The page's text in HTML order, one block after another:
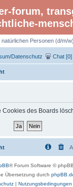
forum,
Personen (d/m/w)
Datenschutz Chat [0]
Cookies des Boards
® Forum Software ©
Übersetzung durch
| Nutzungsbedingungen